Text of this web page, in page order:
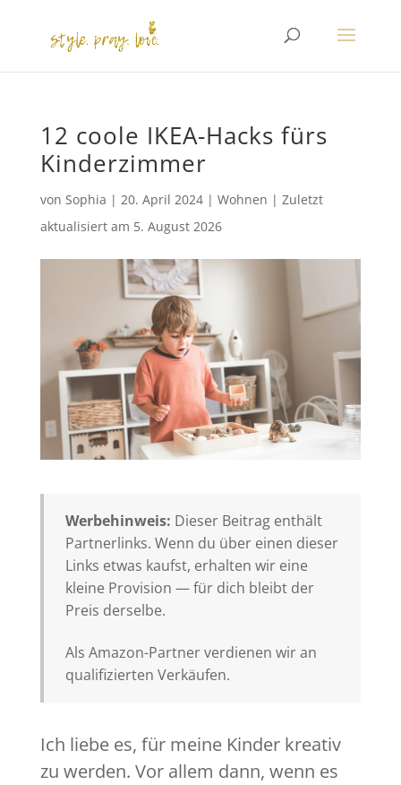
12 coole IKEA-Hacks fürs
Kinderzimmer
von Sophia | 20. April 2024| Wohnen | Zuletzt
aktualisiert am 5. August 2026
Werbehinweis: Dieser Beitrag enthält
Partnerlinks. Wenn du über einen dieser
Links etwas kaufst, erhalten wir eine
kleine Provision — für dich bleibt der
Preis derselbe.
Als Amazon-Partner verdienen wir an
qualifizierten Verkäufen.
Ich liebe es, für meine Kinder kreativ
zu werden. Vor allem dann, wenn es